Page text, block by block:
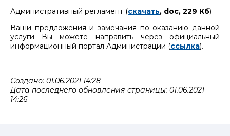
Административный регламент (скачать, doc, 229 Кб)
Ваши предложения и замечания по оказанию данной
услуги Вы можете направить через официальный
информационный портал Администрации (ссылка).
Создано: 01.06.2021 14:28
Дата последнего обновления страницы: 01.06.2021
14:26